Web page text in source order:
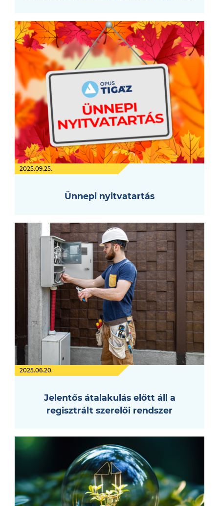
2025.09.25.
Ünnepi nyitvatartás
2025.06.20.
Jelentős átalakulás előtt áll a
regisztrált szerelői rendszer